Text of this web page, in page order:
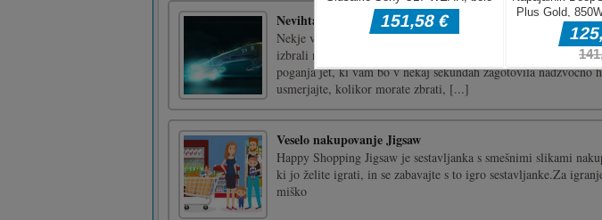
Nevihta 2079
Nekje v prihodnosti pod imenom Storm 2079 poteka 3D leteči
izbrali najboljšega dirkalnika letala! Pojdite v to nenavadno
poganja jet, ki vam bo v nekaj sekundah zagotovila nadzvočno
usmerjajte, kolikor morate zbrati, [...]
Veselo nakupovanje Jigsaw
Happy Shopping Jigsaw je sestavljanka s smešnimi slikami
ki jo želite igrati, in se zabavajte s to igro sestavljanke.Za
miško